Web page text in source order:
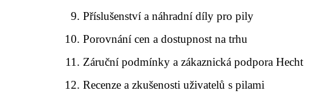
Příslušenství a náhradní díly pro pily
Porovnání cen a dostupnost na trhu
Záruční podmínky a zákaznická podpora Hecht
Recenze a zkušenosti uživatelů s pilami